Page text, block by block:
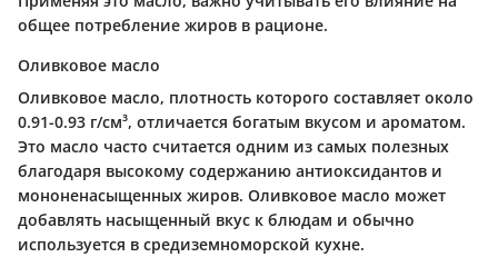
общее потребление жиров в рационе.
Оливковое масло
Оливковое масло, плотность которого составляет около
0.91-0.93 г/см³, отличается богатым вкусом и ароматом.
Это масло часто считается одним из самых полезных
благодаря высокому содержанию антиоксидантов и
мононенасыщенных жиров. Оливковое масло может
добавлять насыщенный вкус к блюдам и обычно
используется в средиземноморской кухне.